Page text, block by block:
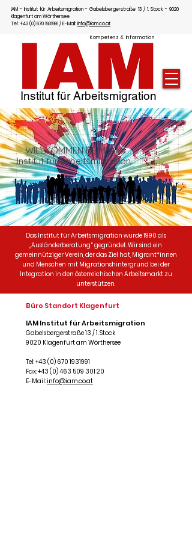
IAM - Institut für Arbeitsmigration - Gabelsbergerstraße 13 / 1. Stock - 9020
Klagenfurt am Wörthersee
Tel: +43 (0) 670 1931991 / E-Mail:info@iam.co.at
Institut für Arbeitsmigration
Kompetenz & Information
WILLKOMMEN BEIM IAM
Institut für Arbeitsmigration
Das Institut für Arbeitsmigration wurde 1990 als
„Ausländerberatung“ gegründet. Wir sind ein
gemeinnütziger Verein, der das Ziel hat, Migrant*innen
und Menschen mit Migrationshintergrund bei der
Integration in den österreichischen Arbeitsmarkt zu
unterstützen.
Büro Standort Klagenfurt
IAM Institut für Arbeitsmigration
Gabelsbergerstraße 13 / 1. Stock
9020 Klagenfurt am Wörthersee
Tel: +43 (0) 670 1931991
Fax:+43 (0) 463 509 301 20
E-Mail:info@iam.co.at